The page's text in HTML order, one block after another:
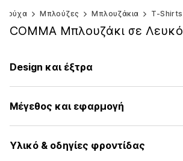
Ρούχα Μπλούζες Μπλουζάκια T-Shirts
COMMA Μπλουζάκι σε Λευκό
Design και έξτρα
Ζέρσεϊ
Στρόγγυλη λαιμόκοψη
Γαζωμένο στρίφωμα/άκρη
Μαλακή λαβή
Μέγεθος και εφαρμογή
Μήκος: Μήκος κανονικό
Υλικό & οδηγίες φροντίδας